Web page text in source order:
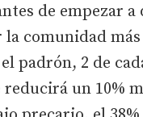
de empezar
comunidad
padrón, 2 de
un 10%